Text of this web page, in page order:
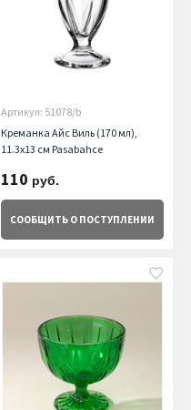
Артикул: 51078/b
Креманка Айс Виль (170 мл),
11.3х13 см Pasabahce
110 руб.
СООБЩИТЬ О ПОСТУПЛЕНИИ